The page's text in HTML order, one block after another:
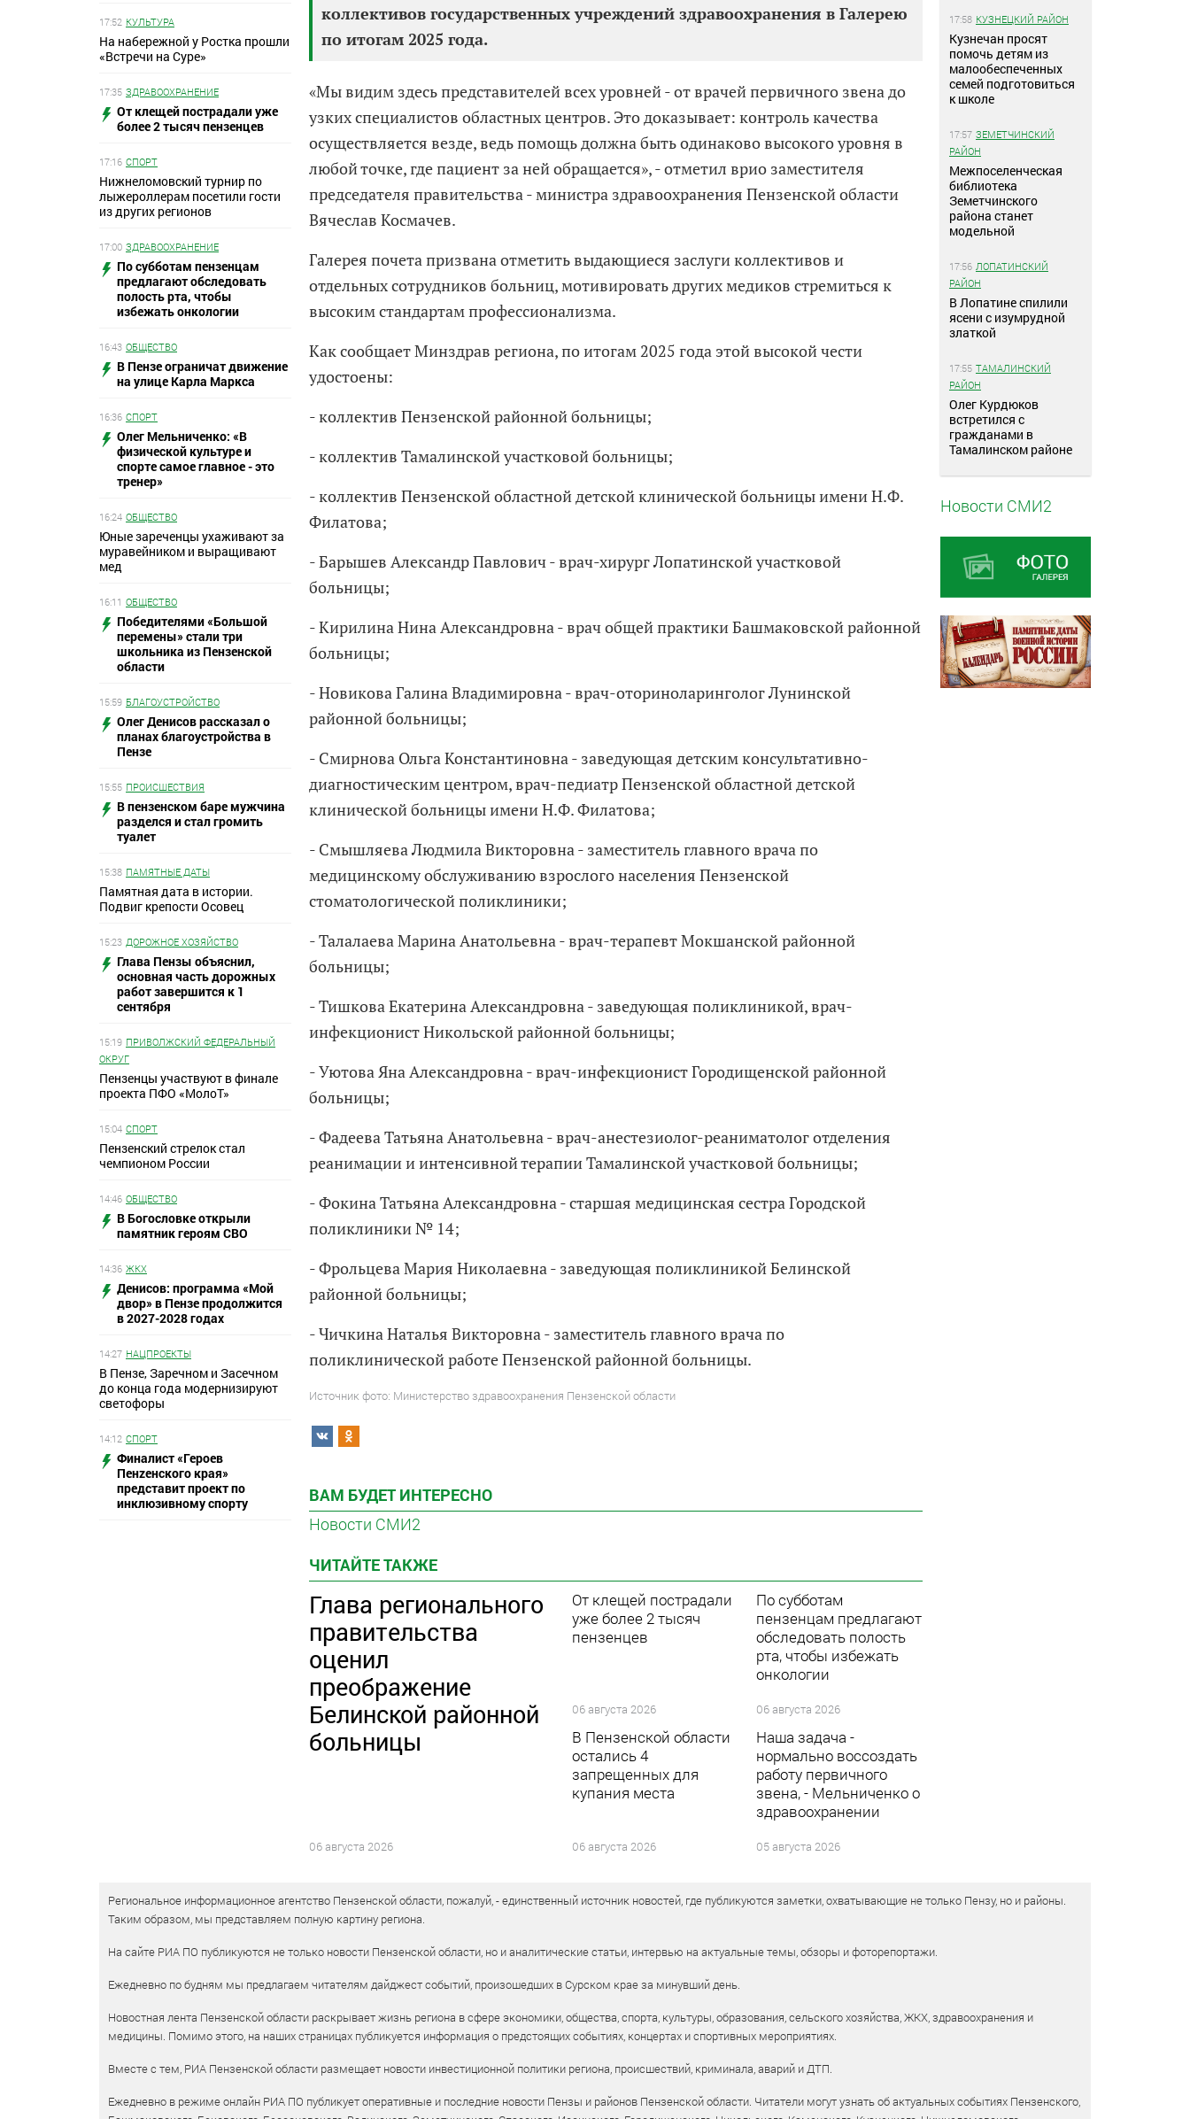
17:52 КУЛЬТУРА
На набережной у Ростка прошли
«Встречи на Суре»
17:35 ЗДРАВООХРАНЕНИЕ
От клещей пострадали уже
более 2 тысяч пензенцев
17:16 СПОРТ
Нижнеломовский турнир по
лыжероллерам посетили гости
из других регионов
17:00 ЗДРАВООХРАНЕНИЕ
По субботам пензенцам
предлагают обследовать
полость рта, чтобы
избежать онкологии
16:43 ОБЩЕСТВО
В Пензе ограничат движение
на улице Карла Маркса
16:36 СПОРТ
Олег Мельниченко: «В
физической культуре и
спорте самое главное - это
тренер»
16:24 ОБЩЕСТВО
Юные зареченцы ухаживают за
муравейником и выращивают
мед
16:11 ОБЩЕСТВО
Победителями «Большой
перемены» стали три
школьника из Пензенской
области
15:59 БЛАГОУСТРОЙСТВО
Олег Денисов рассказал о
планах благоустройства в
Пензе
15:55 ПРОИСШЕСТВИЯ
В пензенском баре мужчина
разделся и стал громить
туалет
15:38 ПАМЯТНЫЕ ДАТЫ
Памятная дата в истории.
Подвиг крепости Осовец
15:23 ДОРОЖНОЕ ХОЗЯЙСТВО
Глава Пензы объяснил,
основная часть дорожных
работ завершится к 1
сентября
15:19 ПРИВОЛЖСКИЙ ФЕДЕРАЛЬНЫЙ
ОКРУГ
Пензенцы участвуют в финале
проекта ПФО «МолоТ»
15:04 СПОРТ
Пензенский стрелок стал
чемпионом России
14:46 ОБЩЕСТВО
В Богословке открыли
памятник героям СВО
14:36 ЖКХ
Денисов: программа «Мой
двор» в Пензе продолжится
в 2027-2028 годах
14:27 НАЦПРОЕКТЫ
В Пензе, Заречном и Засечном
до конца года модернизируют
светофоры
14:12 СПОРТ
Финалист «Героев
Пенzенского края»
представит проект по
инклюзивному спорту
коллективов государственных учреждений здравоохранения в Галерею
по итогам 2025 года.
«Мы видим здесь представителей всех уровней - от врачей первичного звена до
узких специалистов областных центров. Это доказывает: контроль качества
осуществляется везде, ведь помощь должна быть одинаково высокого уровня в
любой точке, где пациент за ней обращается», - отметил врио заместителя
председателя правительства - министра здравоохранения Пензенской области
Вячеслав Космачев.
Галерея почета призвана отметить выдающиеся заслуги коллективов и
отдельных сотрудников больниц, мотивировать других медиков стремиться к
высоким стандартам профессионализма.
Как сообщает Минздрав региона, по итогам 2025 года этой высокой чести
удостоены:
- коллектив Пензенской районной больницы;
- коллектив Тамалинской участковой больницы;
- коллектив Пензенской областной детской клинической больницы имени Н.Ф.
Филатова;
- Барышев Александр Павлович - врач-хирург Лопатинской участковой
больницы;
- Кирилина Нина Александровна - врач общей практики Башмаковской районной
больницы;
- Новикова Галина Владимировна - врач-оториноларинголог Лунинской
районной больницы;
- Смирнова Ольга Константиновна - заведующая детским консультативно-
диагностическим центром, врач-педиатр Пензенской областной детской
клинической больницы имени Н.Ф. Филатова;
- Смышляева Людмила Викторовна - заместитель главного врача по
медицинскому обслуживанию взрослого населения Пензенской
стоматологической поликлиники;
- Талалаева Марина Анатольевна - врач-терапевт Мокшанской районной
больницы;
- Тишкова Екатерина Александровна - заведующая поликлиникой, врач-
инфекционист Никольской районной больницы;
- Уютова Яна Александровна - врач-инфекционист Городищенской районной
больницы;
- Фадеева Татьяна Анатольевна - врач-анестезиолог-реаниматолог отделения
реанимации и интенсивной терапии Тамалинской участковой больницы;
- Фокина Татьяна Александровна - старшая медицинская сестра Городской
поликлиники № 14;
- Фрольцева Мария Николаевна - заведующая поликлиникой Белинской
районной больницы;
- Чичкина Наталья Викторовна - заместитель главного врача по
поликлинической работе Пензенской районной больницы.
Источник фото: Министерство здравоохранения Пензенской области
ВАМ БУДЕТ ИНТЕРЕСНО
Новости СМИ2
ЧИТАЙТЕ ТАКЖЕ
Глава регионального
правительства
оценил
преображение
Белинской районной
больницы
06 августа 2026
От клещей пострадали
уже более 2 тысяч
пензенцев
06 августа 2026
По субботам
пензенцам предлагают
обследовать полость
рта, чтобы избежать
онкологии
06 августа 2026
В Пензенской области
остались 4
запрещенных для
купания места
06 августа 2026
Наша задача -
нормально воссоздать
работу первичного
звена, - Мельниченко о
здравоохранении
05 августа 2026
17:58 КУЗНЕЦКИЙ РАЙОН
Кузнечан просят
помочь детям из
малообеспеченных
семей подготовиться
к школе
17:57 ЗЕМЕТЧИНСКИЙ
РАЙОН
Межпоселенческая
библиотека
Земетчинского
района станет
модельной
17:56 ЛОПАТИНСКИЙ
РАЙОН
В Лопатине спилили
ясени с изумрудной
златкой
17:55 ТАМАЛИНСКИЙ
РАЙОН
Олег Курдюков
встретился с
гражданами в
Тамалинском районе
Новости СМИ2
Региональное информационное агентство Пензенской области, пожалуй, - единственный источник новостей, где публикуются заметки, охватывающие не только Пензу, но и районы.
Таким образом, мы представляем полную картину региона.
На сайте РИА ПО публикуются не только новости Пензенской области, но и аналитические статьи, интервью на актуальные темы, обзоры и фоторепортажи.
Ежедневно по будням мы предлагаем читателям дайджест событий, произошедших в Сурском крае за минувший день.
Новостная лента Пензенской области раскрывает жизнь региона в сфере экономики, общества, спорта, культуры, образования, сельского хозяйства, ЖКХ, здравоохранения и
медицины. Помимо этого, на наших страницах публикуется информация о предстоящих событиях, концертах и спортивных мероприятиях.
Вместе с тем, РИА Пензенской области размещает новости инвестиционной политики региона, происшествий, криминала, аварий и ДТП.
Ежедневно в режиме онлайн РИА ПО публикует оперативные и последние новости Пензы и районов Пензенской области. Читатели могут узнать об актуальных событиях Пензенского,